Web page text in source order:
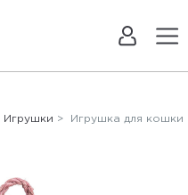
Игрушки > Игрушка для кошки